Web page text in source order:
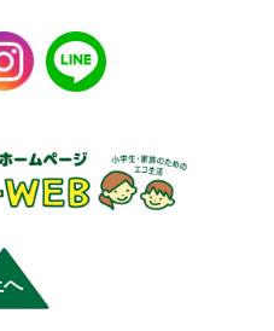
instagram
へ